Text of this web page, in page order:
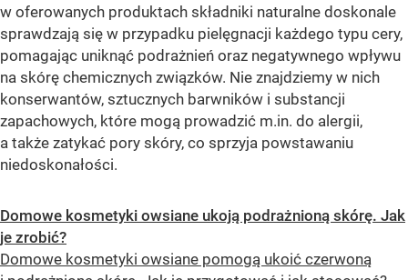
w oferowanych produktach składniki naturalne doskonale
sprawdzają się w przypadku pielęgnacji każdego typu cery,
pomagając uniknąć podrażnień oraz negatywnego wpływu
na skórę chemicznych związków. Nie znajdziemy w nich
konserwantów, sztucznych barwników i substancji
zapachowych, które mogą prowadzić m.in. do alergii,
a także zatykać pory skóry, co sprzyja powstawaniu
niedoskonałości.
Domowe kosmetyki owsiane ukoją podrażnioną skórę. Jak
je zrobić?
Domowe kosmetyki owsiane pomogą ukoić czerwoną